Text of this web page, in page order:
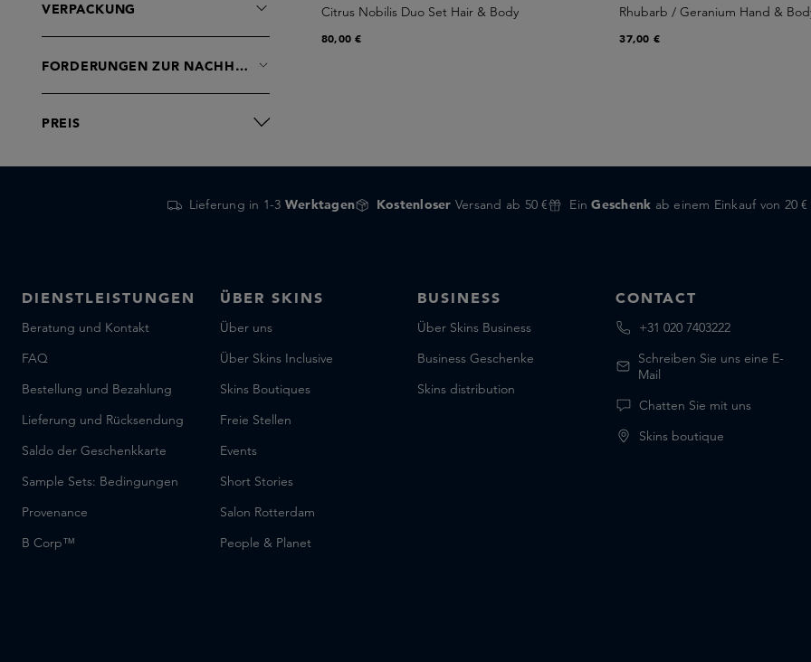
VERPACKUNG
FORDERUNGEN ZUR NACHHALTIGKEIT
PREIS
Citrus Nobilis Duo Set Hair & Body
80,00 €
Rhubarb / Geranium Hand &
37,00 €
Lieferung in 1-3 Werktagen Kostenloser Versand ab 50 € EinGeschenk ab einem Einkauf von 20 €
DIENSTLEISTUNGEN
Beratung und Kontakt
FAQ
Bestellung und Bezahlung
Lieferung und Rücksendung
Saldo der Geschenkkarte
Sample Sets: Bedingungen
Provenance
B Corp™
ÜBER SKINS
Über uns
Über Skins Inclusive
Skins Boutiques
Freie Stellen
Events
Short Stories
Salon Rotterdam
People & Planet
BUSINESS
Über Skins Business
Business Geschenke
Skins distribution
CONTACT
+31 020 7403222
Schreiben Sie uns eine E-
Mail
Chatten Sie mit uns
Skins boutique